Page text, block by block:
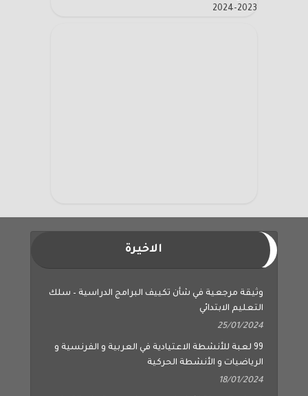
2023-2024
الاخيرة
وثيقة مرجعية في شأن تكييف البرامج الدراسية – سلك
التعليم الابتدائي
25/01/2024
99 لعبة للأنشطة الاعتيادية في العربية و الفرنسية و
الرياضيات و الأنشطة الحركية
18/01/2024